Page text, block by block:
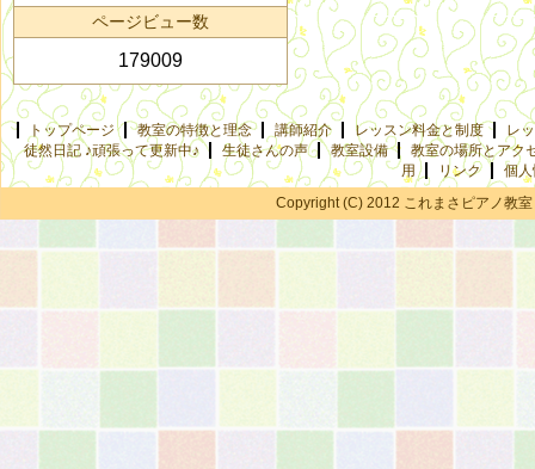
ページビュー数
179009
トップページ 教室の特徴と理念 講師紹介 レッスン料金と制度
レ
徒然日記 ♪頑張って更新中♪
生徒さんの声 教室設備
教室の場所とアク
用
リンク
個
Copyright (C) 2012 これまさピアノ教